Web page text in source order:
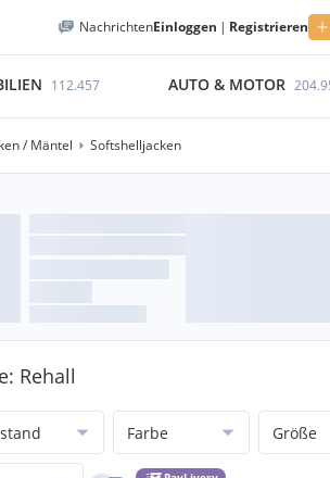
NachrichtenEinloggen | Registrieren
112.457 AUTO & MOTOR
/ Mäntel Softshelljacken
Rehall
Farbe Größe